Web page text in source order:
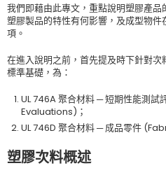
我們即藉由此專文，重點說明塑膠產
塑膠製品的特性有何影響，及成型物
項。
在進入說明之前，首先提及時下針對
標準基礎，為：
UL 746A 聚合材料 ─ 短期性能測
Evaluations)；
UL 746D 聚合材料 ─ 成品零件
塑膠次料概述